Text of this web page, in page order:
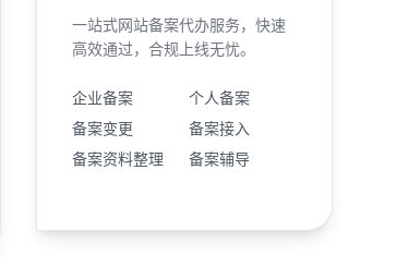
一站式网站备案代办服务，快速
高效通过，合规上线无忧。
企业备案
个人备案
备案变更
备案接入
备案资料整理
备案辅导